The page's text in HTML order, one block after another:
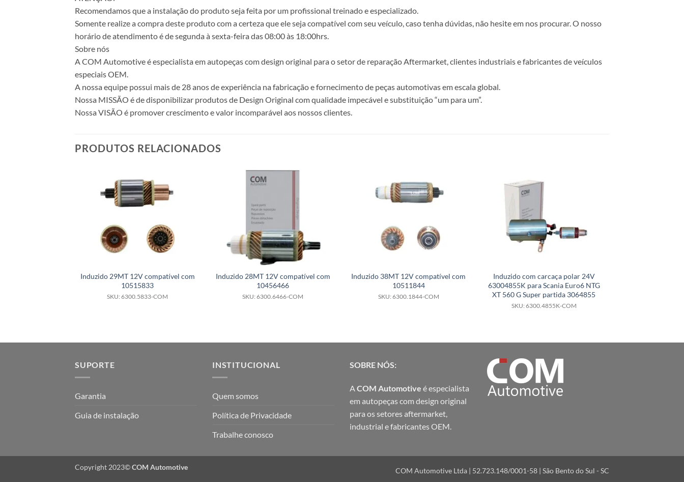
Recomendamos que a instalação do produto seja feita por um profissional treinado e especializado.
Somente realize a compra deste produto com a certeza que ele seja compatível com seu veículo, caso tenha dúvidas, não hesite em nos procurar. O nosso
horário de atendimento é de segunda à sexta-feira das 08:00 às 18:00hrs.
Sobre nós
A COM Automotive é especialista em autopeças com design original para o setor de reparação Aftermarket, clientes industriais e fabricantes de veículos
especiais OEM.
A nossa equipe possui mais de 28 anos de experiência na fabricação e fornecimento de peças automotivas em escala global.
Nossa MISSÃO é de disponibilizar produtos de Design Original com qualidade impecável e substituição “um para um”.
Nossa VISÃO é promover crescimento e valor incomparável aos nossos clientes.
PRODUTOS RELACIONADOS
Induzido 29MT 12V compatível com
10515833
SKU: 6300.5833-COM
Induzido 28MT 12V compatível com
10456466
SKU: 6300.6466-COM
Induzido 38MT 12V compatível com
10511844
SKU: 6300.1844-COM
Induzido com carcaça polar 24V
63004855K para Scania Euro6 NTG
XT 560 G Super partida 3064855
SKU: 6300.4855K-COM
SUPORTE
Garantia
Guia de instalação
INSTITUCIONAL
Quem somos
Política de Privacidade
Trabalhe conosco
SOBRE NÓS:
ACOM Automotive é especialista
em autopeças com design original
para os setores aftermarket,
industrial e fabricantes OEM.
COM Automotive Ltda | 52.723.148/0001-58 | São Bento do Sul - SC
Copyright 2023©COM Automotive